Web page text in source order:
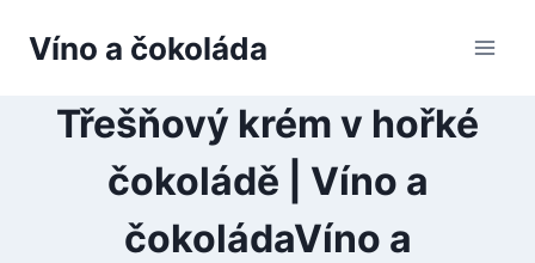
Víno a čokoláda
Třešňový krém v hořké
čokoládě | Víno a
čokoládaVíno a